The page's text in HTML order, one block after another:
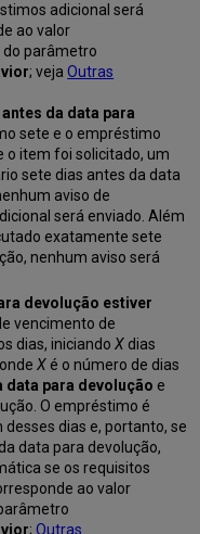
adicional será
ao valor
do parâmetro
; vejaOutras
antes da data para
sete e o empréstimo
o item foi solicitado, um
sete dias antes da data
aviso de
será enviado. Além
exatamente sete
nenhum aviso será
devolução estiver
vencimento de
dias, iniciandoX dias
X é o número de dias
data para devolução e
O empréstimo é
dias e, portanto, se
data para devolução,
se os requisitos
ao valor
;Outras